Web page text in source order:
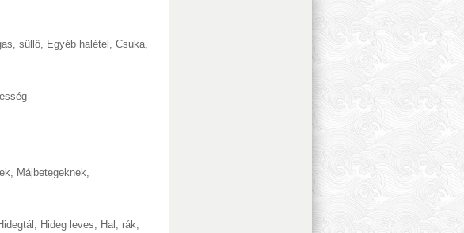
süllő, Egyéb halétel , Csuka,
, Májbetegeknek,
, Hideg leves, Hal, rák,